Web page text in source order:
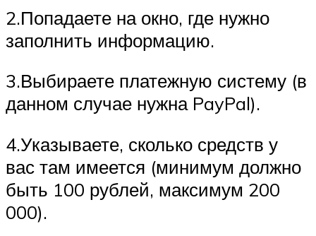
2.Попадаете на окно, где нужно
заполнить информацию.
3.Выбираете платежную систему (в
данном случае нужна PayPal).
4.Указываете, сколько средств у
вас там имеется (минимум должно
быть 100 рублей, максимум 200
000).